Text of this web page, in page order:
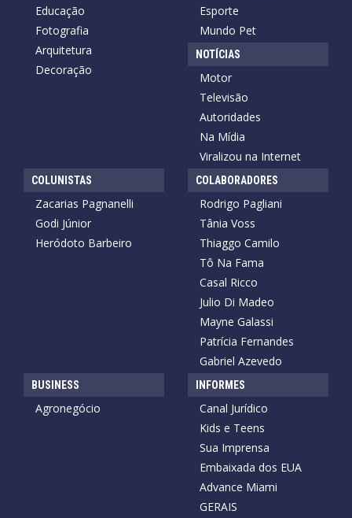
Educação
Fotografia
Arquitetura
Decoração
Esporte
Mundo Pet
NOTÍCIAS
Motor
Televisão
Autoridades
Na Mídia
Viralizou na Internet
COLUNISTAS
Zacarias Pagnanelli
Godi Júnior
Heródoto Barbeiro
COLABORADORES
Rodrigo Pagliani
Tânia Voss
Thiaggo Camilo
Tô Na Fama
Casal Ricco
Julio Di Madeo
Mayne Galassi
Patrícia Fernandes
Gabriel Azevedo
BUSINESS
Agronegócio
INFORMES
Canal Jurídico
Kids e Teens
Sua Imprensa
Embaixada dos EUA
Advance Miami
GERAIS